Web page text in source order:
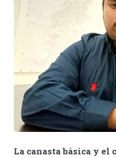
La canasta básica y el